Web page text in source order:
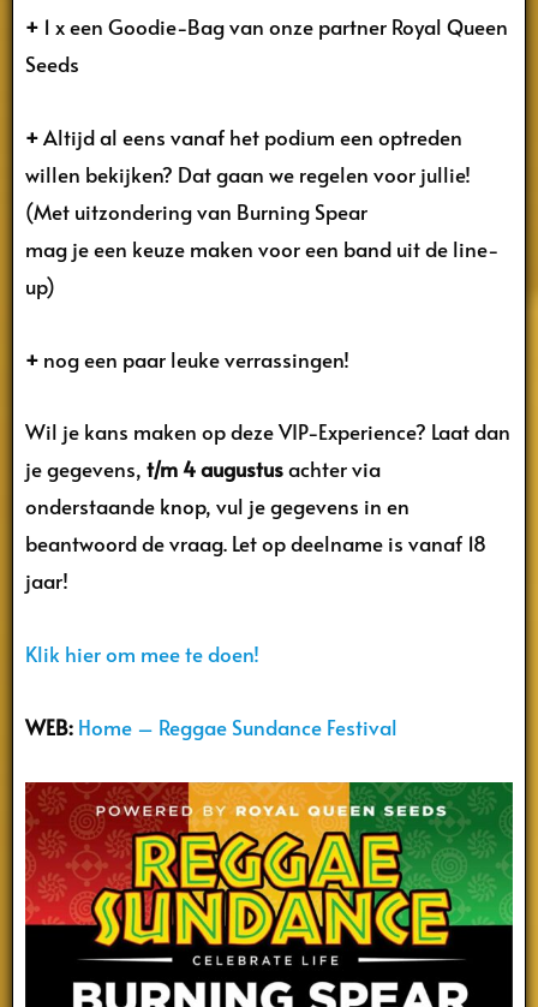
+ 1 x een Goodie-Bag van onze partner Royal Queen
Seeds
+Altijd al eens vanaf het podium een optreden
willen bekijken? Dat gaan we regelen voor jullie!
(Met uitzondering van Burning Spear
mag je een keuze maken voor een band uit de line-
up)
+ nog een paar leuke verrassingen!
Wil je kans maken op deze VIP-Experience? Laat dan
je gegevens, t/m4 augustusachter via
onderstaande knop, vul je gegevens in en
beantwoord de vraag. Let op deelname is vanaf 18
jaar!
Klik hier om mee te doen!
WEB: Home – Reggae Sundance Festival